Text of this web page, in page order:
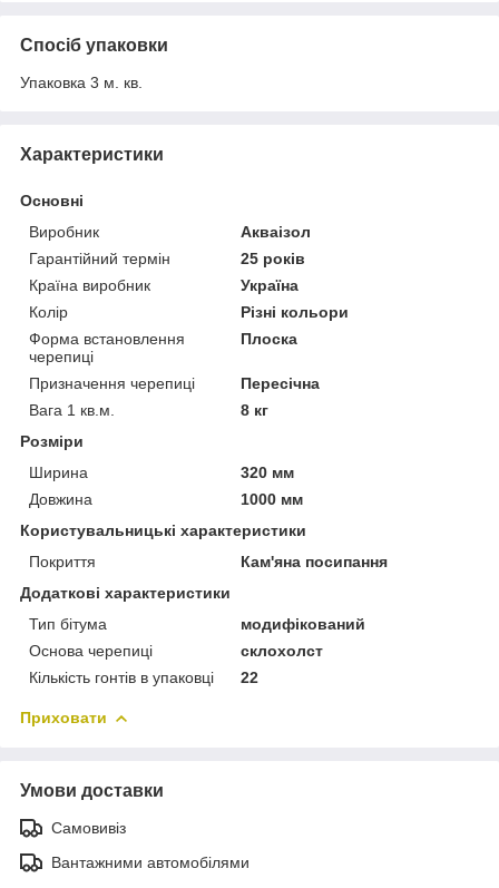
Спосіб упаковки
Упаковка 3 м. кв.
Характеристики
Основні
Виробник
Акваізол
Гарантійний термін
25 років
Країна виробник
Україна
Колір
Різні кольори
Форма встановлення
черепиці
Плоска
Призначення черепиці
Пересічна
Вага 1 кв.м.
8 кг
Розміри
Ширина
320 мм
Довжина
1000 мм
Користувальницькі характеристики
Покриття
Кам'яна посипання
Додаткові характеристики
Тип бітума
модифікований
Основа черепиці
склохолст
Кількість гонтів в упаковці
22
Приховати
Умови доставки
Самовивіз
Вантажними автомобілями